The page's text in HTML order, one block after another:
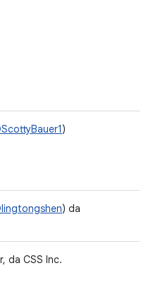
)
) da
da CSS Inc.